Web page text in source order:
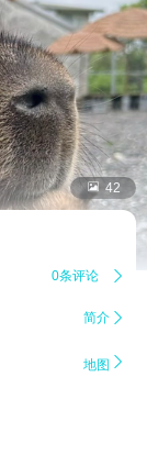
 42
0条评论 
简介 
地图 